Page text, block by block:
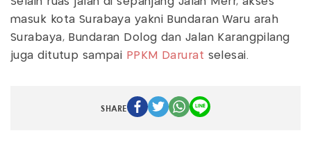
masuk kota Surabaya yakni Bundaran Waru arah
Surabaya, Bundaran Dolog dan Jalan Karangpilang
juga ditutup sampai PPKM Darurat selesai.
SHARE